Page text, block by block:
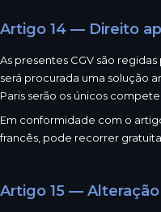
Artigo 14 — Direito
As presentes CGV são
será procurada uma solução
Paris serão os únicos
Em conformidade com o
francês, pode recorrer
Artigo 15 — Alteração